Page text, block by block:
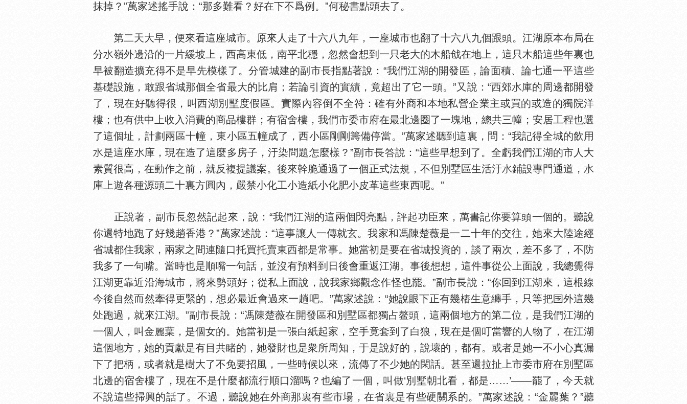
抹掉？”萬家述搖手說：“那多難看？好在下不爲例。”何秘書點頭去了。
第二天大早，便來看這座城市。原來人走了十六八九年，一座城市也翻了十六八九個跟頭。江湖原本布局在
分
嶺外邊沿的一片緩坡上，西高東低，南平北穩，忽然會想到一只老大的木船戗在地上，這只木船這些年裏也
早被翻造擴充得不是早先模樣了。分管城建的副市長指點著說：“我們江湖的開發區，論面積、論七通一平這些
基礎設施，敢跟省城那個全省最大的比肩；若論引資的實績，竟超出了它一頭。”又說：“西郊
庫的周邊都開發
了，現在好聽得很，叫西湖別墅度假區。實際內容倒不全符：確有外商和本地私營企業主或買的或造的獨院洋
樓；也有供中上收入消費的商品樓群；有宿舍樓，我們市委市府在最北邊圈了一塊地，總共三幢；安居工程也選
了這個址，計劃兩區十幢，東小區五幢成了，西小區剛剛籌備停當。”萬家述聽到這裏，問：“我記得全城的飲用
是這座
庫，現在造了這麼多房子，汙染問題怎麼樣？”副市長答說：“這些早想到了。全虧我們江湖的市人大
素質很高，在動作之前，就反複提議案。後來幹脆通過了一個正式法規，不但別墅區生活汙
鋪設專門通道，
庫上遊各種源頭二十裏方圓內，嚴禁小化工小造紙小化肥小皮革這些東西呢。”
正說著，副市長忽然記起來，說：“我們江湖的這兩個閃亮點，評起功臣來，萬書記你要算頭一個的。聽說
你還特地跑了好幾趟香港？”萬家述說：“這事讓人一傳就玄。我家和馮陳楚薇是一二十年的交往，她來大陸途經
省城都住我家，兩家之間連隨口托買托賣東西都是常事。她當初是要在省城投資的，談了兩次，差不多了，不防
我多了一句嘴。當時也是順嘴一句話，並沒有預料到日後會重返江湖。事後想想，這件事從公上面說，我總覺得
江湖更靠近沿海城市，將來勢頭好；從私上面說，說我家鄉觀念作怪也罷。”副市長說：“你回到江湖來，這根線
今後自然而然牽得更緊的，想必最近會過來一趟吧。”萬家述說：“她說眼下正有幾樁生意纏手，只等把
外這幾
跑過，就來江湖。”副市長說：“馮陳楚薇在開發區和別墅區都獨占鳌頭，這兩個地方的第二位，是我們江湖的
一個人，叫金麗葉，是個女的。她當初是一張白紙起家，空手竟套到了白狼，現在是個叮當響的人物了，在江湖
這個地方，她的貢獻是有目共睹的，她發財也是衆所周知，于是說好的，說壞的，都有。或者是她一不小心真漏
下了把柄，或者就是樹大了不免要招風，一些時候以來，流傳了不少她的閑話。甚至還拉扯上市委市府在別墅區
北邊的宿舍樓了，現在不是什麼都流行順口溜嗎？也編了一個，叫做‘別墅朝北看，都是……’——罷了，今天就
不說這些掃興的話了。不過，聽說她在外商那裏有些市場，在省裏是有些硬關系的。”萬家述說：“金麗葉？”聽